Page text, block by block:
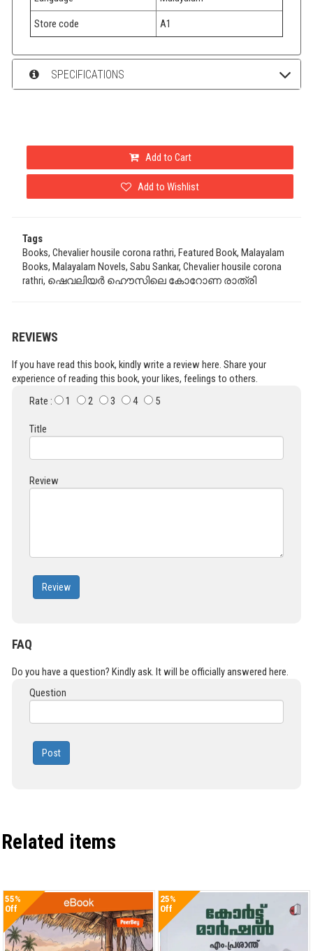
Store code A1
SPECIFICATIONS
Add to Cart
Add to Wishlist
Tags
Books, Chevalier housile corona rathri, Featured Book, Malayalam
Books, Malayalam Novels, Sabu Sankar, Chevalier housile corona
rathri, ഷെവലിയർ ഹൌസിലെ കോറോണ രാത്രി
REVIEWS
If you have read this book, kindly write a review here. Share your
experience of reading this book, your likes, feelings to others.
Rate :
1 2 3 4 5
Title
Review
Review
FAQ
Do you have a question? Kindly ask. It will be officially answered here.
Question
Post
Related items
55%
Off
25%
Off